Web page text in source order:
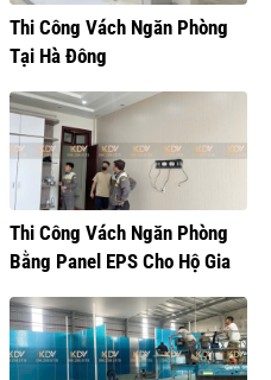
Thi Công Vách Ngăn Phòng
Tại Hà Đông
Thi Công Vách Ngăn Phòng
Bằng Panel EPS Cho Hộ Gia